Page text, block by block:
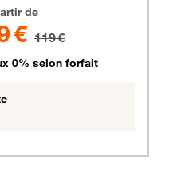
au lieu de 119 euros
de
€ 119 €
0% selon forfait